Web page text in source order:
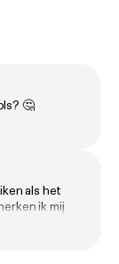
verkopen?
bezig met
mee kan
soms
een berg
🤔
als het
ik mij